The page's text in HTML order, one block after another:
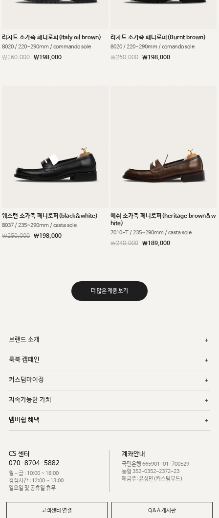
리차드 소가죽 페니로퍼(Italy oil brown)
8020 / 220~290mm / commando sole
￦260,000 ￦198,000
리차드 소가죽 페니로퍼(Burnt brown)
8020 / 220~290mm / comando sole
￦260,000 ￦198,000
웨스턴 소가죽 페니로퍼(black&white)
8037 / 235~290mm / casta sole
￦250,000 ￦198,000
에쉬 소가죽 페니로퍼(heritage brown&w
hite)
7010-T / 235~290mm / casta sole
￦240,000 ￦189,000
더 많은 제품 보기
브랜드 소개
룩북 캠페인
커스텀마이징
지속가능한 가치
멤버쉽 혜택
CS 센터
070-8704-5882
월 - 금 : 10:00 ~ 18:00
점심시간 : 12:00 ~ 13:00
일요일 및 공휴일 휴무
계좌안내
국민은행 665901-01-700529
농협 352-0352-2372-23
예금주: 윤성민(커스텀무드)
고객센터 연결 Q&A 게시판